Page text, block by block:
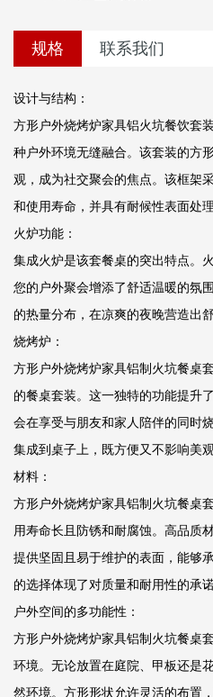
规格 联系我们
设计与结构：
方形户外烧烤炉家具铝火坑餐饮套
种户外环境无缝融合。该套装的方
观，成为社交聚会的焦点。该框架
和使用寿命，并具有耐候性表面处
火炉功能：
集成火炉是该套餐桌的突出特点。
您的户外聚会增添了舒适温暖的氛
的热量分布，在凉爽的夜晚营造出
烧烤炉：
方形户外烧烤炉家具铝制火坑餐桌
的餐桌套装。这一独特的功能提升
会在享受与朋友和家人陪伴的同时
集成到桌子上，既方便又不影响美观
材料：
方形户外烧烤炉家具铝制火坑餐桌
用寿命长且防锈和耐腐蚀。高品质
提供坚固且易于维护的表面，能够
的选择体现了对质量和耐用性的承诺
户外空间的多功能性：
方形户外烧烤炉家具铝制火坑餐桌
环境。无论放置在庭院、甲板还是
然环境。方形形状允许灵活的布置